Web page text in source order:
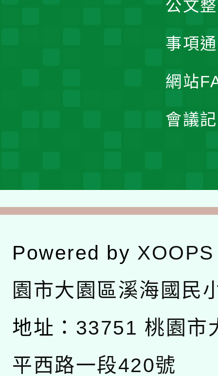
公文
事項
網站
會議
Powered by XOOPS
園市大園區溪海國民
地址： 33751 桃園市
平西路一段420號